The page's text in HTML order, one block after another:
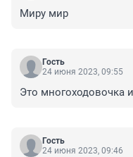
Миру мир
Гость
24 июня 2023, 09:55
Это многоходовочка
Гость
24 июня 2023, 09:46